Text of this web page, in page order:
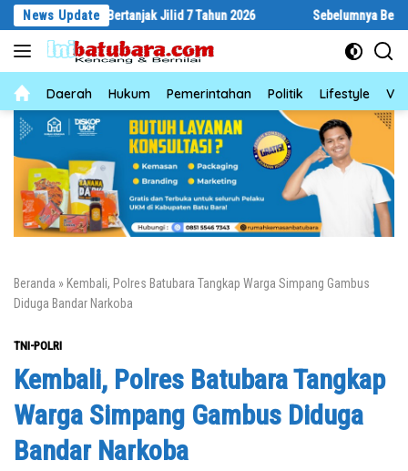
Langsung
konten
News Update
Bertanjak Jilid 7 Tahun 2026 Sebelumnya Berlantaikan
NewsDaerah Hukum Pemerintahan Politik Lifestyle
Beranda » Kembali, Polres Batubara Tangkap Warga Simpang Gambus
Diduga Bandar Narkoba
TNI-POLRI
Kembali, Polres Batubara Tangkap
Warga Simpang Gambus Diduga
Bandar Narkoba